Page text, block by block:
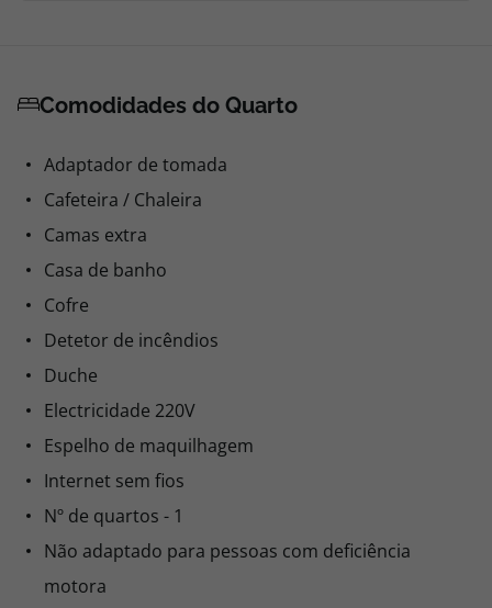
Comodidades do Quarto
Adaptador de tomada
Cafeteira / Chaleira
Camas extra
Casa de banho
Cofre
Detetor de incêndios
Duche
Electricidade 220V
Espelho de maquilhagem
Internet sem fios
Nº de quartos - 1
Não adaptado para pessoas com deficiência
motora